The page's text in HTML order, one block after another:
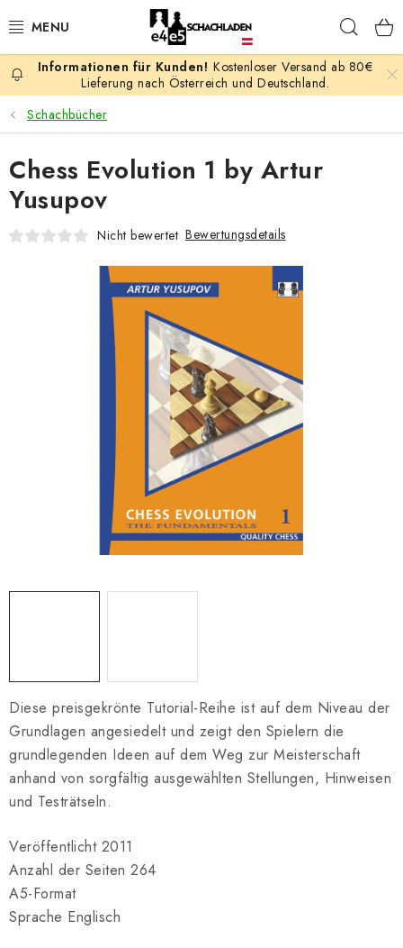
Inhalt
AKTION
SCHACHSPIELE
SCHACHFIGUREN
SCHACHBRETTER
SCHACHUHREN
SCHACHBÜCHER
SCHACH-ANTIQUITÄTENLADEN
SCHACH-MERCH
SCHACH GESCHENKE
GESCHÄFTSBEDINGUNGEN
KONTAKT
Kostenloser Versand ab 80€
Lieferung nach Österreich und Deutschland.
Schachbücher
Diese preisgekrönte Tutorial-Reihe ist auf dem Niveau der
Grundlagen angesiedelt und zeigt den Spielern die
grundlegenden Ideen auf dem Weg zur Meisterschaft
anhand von sorgfältig ausgewählten Stellungen, Hinweisen
und Testrätseln.
Veröffentlicht 2011
Anzahl der Seiten 264
A5-Format
Sprache Englisch
Chess Evolution 1 by Artur
Yusupov
Nicht bewertet Bewertungsdetails